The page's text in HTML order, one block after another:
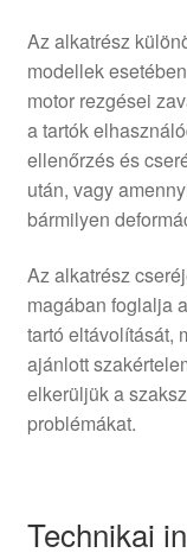
Az alkatrész
modellek
motor rezgései
a tartók
ellenőrzés és
után, vagy
bármilyen
Az alkatrész
magában foglalja
tartó eltávolítását,
ajánlott
elkerüljük a
problémákat.
Technikai